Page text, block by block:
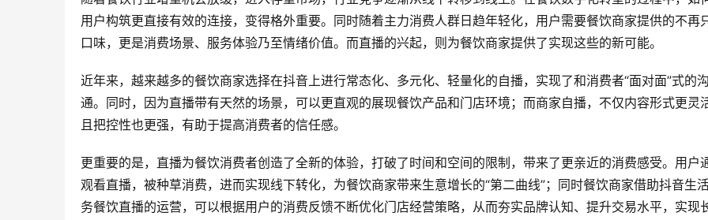
用户构筑更直接有效的连接，变得格外重要。同时随着主力消费人群日趋年轻化，用户需要餐饮商家提供的不再
口味，更是消费场景、服务体验乃至情绪价值。而直播的兴起，则为餐饮商家提供了实现这些的新可能。
近年来，越来越多的餐饮商家选择在抖音上进行常态化、多元化、轻量化的自播，实现了和消费者“面对面”式的沟
通。同时，因为直播带有天然的场景，可以更直观的展现餐饮产品和门店环境；而商家自播，不仅内容形式更灵活
且把控性也更强，有助于提高消费者的信任感。
更重要的是，直播为餐饮消费者创造了全新的体验，打破了时间和空间的限制，带来了更亲近的消费感受。用户
观看直播，被种草消费，进而实现线下转化，为餐饮商家带来生意增长的“第二曲线”；同时餐饮商家借助抖音生
务餐饮直播的运营，可以根据用户的消费反馈不断优化门店经营策略，从而夯实品牌认知、提升交易水平，实现